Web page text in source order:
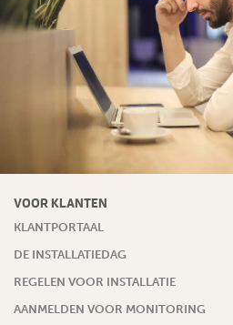
VOOR KLANTEN
KLANTPORTAAL
DE INSTALLATIEDAG
REGELEN VOOR INSTALLATIE
AANMELDEN VOOR MONITORING